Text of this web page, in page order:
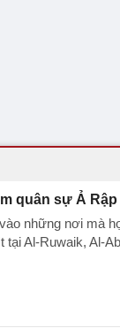
quân sự Ả Rập
những nơi mà
Al-Ruwaik, Al-